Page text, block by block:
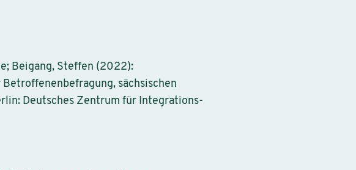
Beigang, Steffen (2022):
sächsischen
Deutsches Zentrum für Integrations-